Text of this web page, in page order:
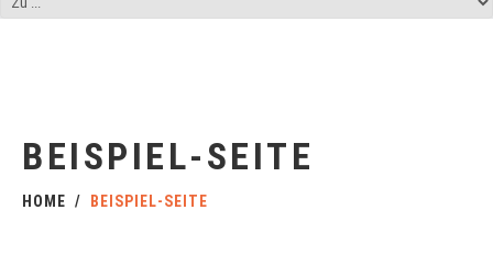
BEISPIEL-SEITE
HOME BEISPIEL-SEITE